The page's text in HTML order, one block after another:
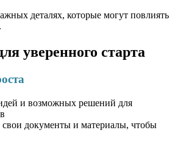
деталях, которые могут повлиять
уверенного старта
и возможных решений для
документы и материалы, чтобы